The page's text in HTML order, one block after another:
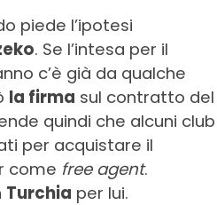
piede l’ipotesi
. Se l’intesa per il
c’è già da qualche
la firma sul contratto del
quindi che alcuni club
per acquistare il
come free agent.
Turchia per lui.